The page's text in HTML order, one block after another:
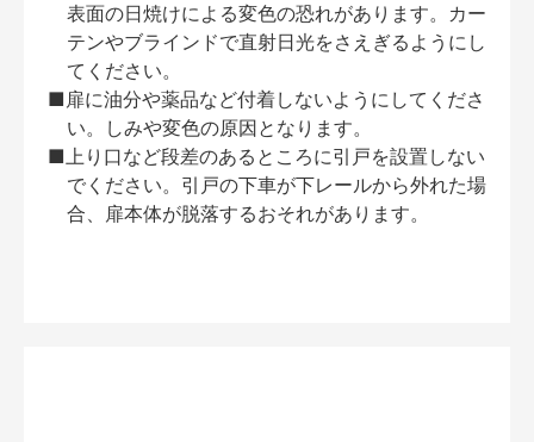
表面の日焼けによる変色の恐れがあります。カー
テンやブラインドで直射日光をさえぎるようにし
てください。
■扉に油分や薬品など付着しないようにしてくださ
い。しみや変色の原因となります。
■上り口など段差のあるところに引戸を設置しない
でください。引戸の下車が下レールから外れた場
合、扉本体が脱落するおそれがあります。